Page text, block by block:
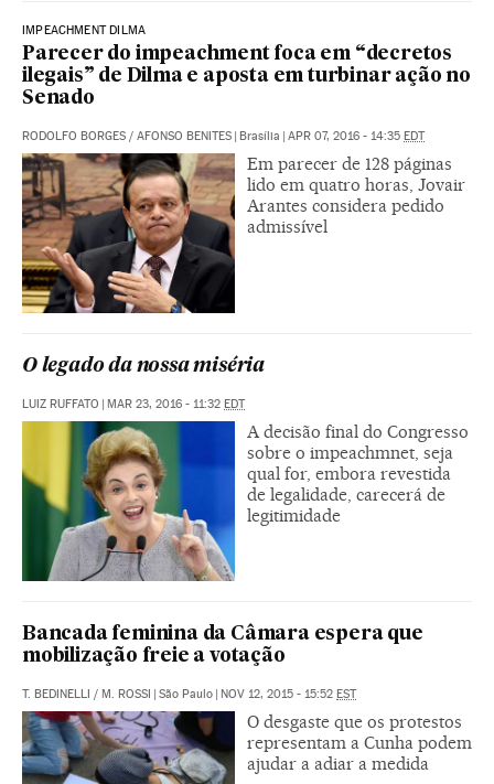
IMPEACHMENT DILMA
Parecer do impeachment foca em “decretos
ilegais” de Dilma e aposta em turbinar ação no
Senado
RODOLFO BORGES / AFONSO BENITES | Brasília | APR 07, 2016 - 14:35 EDT
Em parecer de 128 páginas
lido em quatro horas, Jovair
Arantes considera pedido
admissível
O legado da nossa miséria
LUIZ RUFFATO | MAR 23, 2016 - 11:32 EDT
A decisão final do Congresso
sobre o impeachmnet, seja
qual for, embora revestida
de legalidade, carecerá de
legitimidade
Bancada feminina da Câmara espera que
mobilização freie a votação
T. BEDINELLI / M. ROSSI | São Paulo | NOV 12, 2015 - 15:52 EST
O desgaste que os protestos
representam a Cunha podem
ajudar a adiar a medida